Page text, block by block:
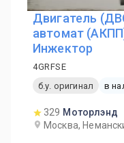
Двигатель
автомат
Инжектор
4GRFSE
б.у. оригинал
в
329 Моторлэнд
Москва,